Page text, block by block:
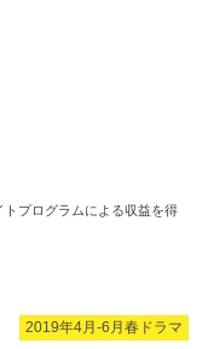
トプログラムによる収益を得
2019年4月-6月春ドラマ